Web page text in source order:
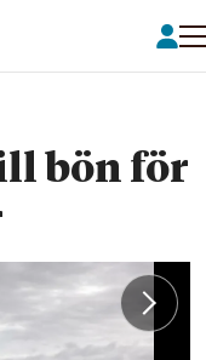
bön för